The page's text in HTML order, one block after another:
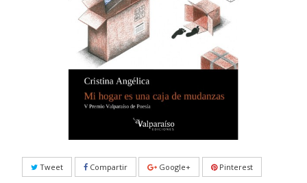
Tweet Compartir Google+ Pinterest